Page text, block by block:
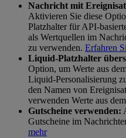
Nachricht mit
Aktivieren Sie diese
Platzhalter für API-
als Wertquellen im
zu verwenden. Erfahren
Liquid-Platzhalter
Option, um Werte aus
Liquid-Personalisierung
den Namen von
verwenden Werte aus
Gutscheine verwenden:
Gutscheine im
mehr